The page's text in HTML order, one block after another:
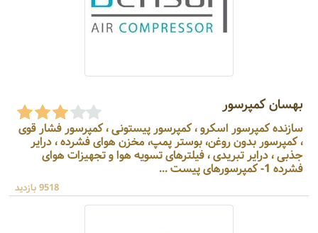
بهسان کمپرسور
سازنده کمپرسور اسکرو ، کمپرسور پیستونی ، کمپرسور فشار قوی
، کمپرسور بدون روغن، بوستر پمپ، مخزن هوای فشرده ، درایر
جذبی ، درایر تبریدی ، فیلترهای تسویه هوا و تجهیزات هوای
فشرده 1- کمپرسورهای پیست ...
9518 بازدید